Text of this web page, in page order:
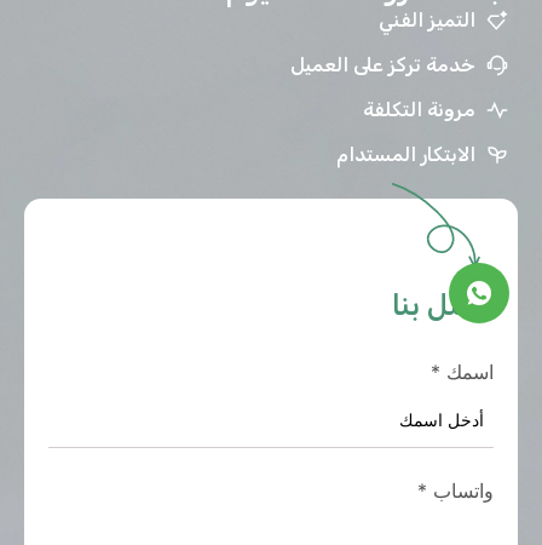
التميز الفني
خدمة تركز على العميل
مرونة التكلفة
الابتكار المستدام
اتصل بنا
اسمك *
واتساب *